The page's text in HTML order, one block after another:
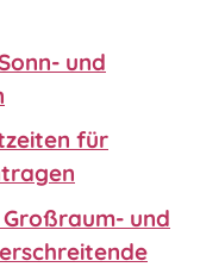
und
für
und